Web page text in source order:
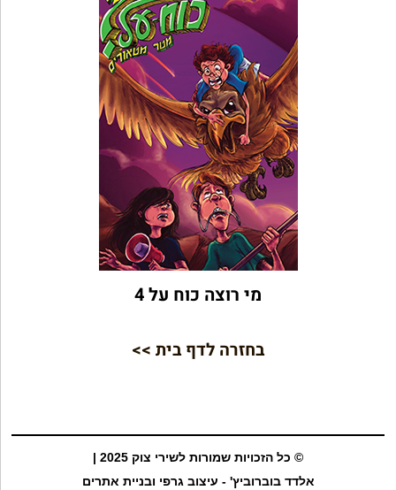
מי רוצה כוח על 4
בחזרה לדף בית >>
© כל הזכויות שמורות לשירי צוק 2025 |
אלדד בוברוביץ' - עיצוב גרפי ובניית אתרים